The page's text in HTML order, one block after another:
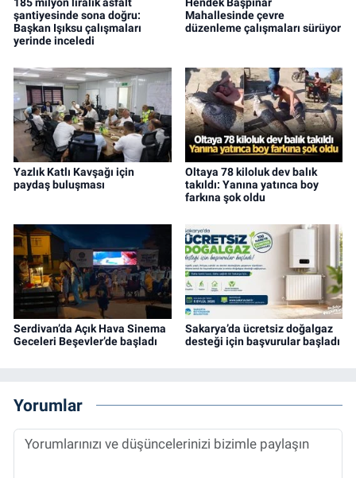
185 milyon liralık asfalt
şantiyesinde sona doğru:
Başkan Işıksu çalışmaları
yerinde inceledi
Hendek Başpınar
Mahallesinde çevre
düzenleme çalışmaları sürüyor
Yazlık Katlı Kavşağı için
paydaş buluşması
Oltaya 78 kiloluk dev balık
takıldı: Yanına yatınca boy
farkına şok oldu
Serdivan’da Açık Hava Sinema
Geceleri Beşevler’de başladı
Sakarya’da ücretsiz doğalgaz
desteği için başvurular başladı
Yorumlar